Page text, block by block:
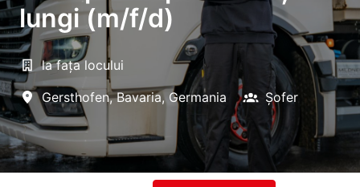
lungi (m/f/d)
la fața locului
Gersthofen, Bavaria, Germania Șofer